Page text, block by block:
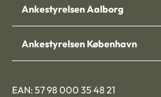
Ankestyrelsen Aalborg
Ankestyrelsen København
EAN: 57 98 000 35 48 21